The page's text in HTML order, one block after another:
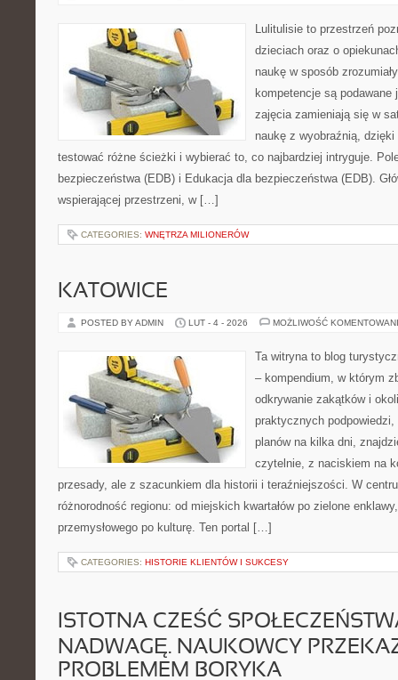
Lulitulisie to przestrzeń
dzieciach oraz o
naukę w sposób
kompetencje są
zajęcia zamieniają się w
naukę z wyobraźnią,
testować różne ścieżki i wybierać to, co najbardziej intryguje.
bezpieczeństwa (EDB) i Edukacja dla bezpieczeństwa (EDB).
wspierającej przestrzeni, w […]
CATEGORIES: WNĘTRZA MILIONERÓW
KATOWICE
POSTED BY ADMIN LUT - 4 - 2026 MOŻLIWOŚĆ
Ta witryna to blog
– kompendium, w którym
odkrywanie zakątków i
praktycznych
planów na kilka dni,
czytelnie, z naciskiem na
przesady, ale z szacunkiem dla historii i teraźniejszości. W
różnorodność regionu: od miejskich kwartałów po zielone
przemysłowego po kulturę. Ten portal […]
CATEGORIES: HISTORIE KLIENTÓW I SUKCESY
ISTOTNA CZEŚĆ
NADWAGĘ. NAUKOWCY
PROBLEMEM BORYKA